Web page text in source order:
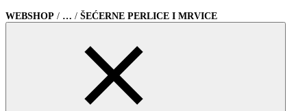
WEBSHOP / … / ŠEĆERNE PERLICE I MRVICE